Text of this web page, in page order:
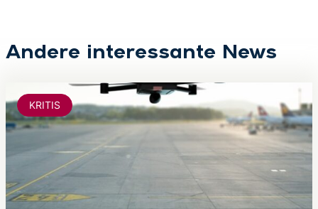
Andere interessante News
KRITIS